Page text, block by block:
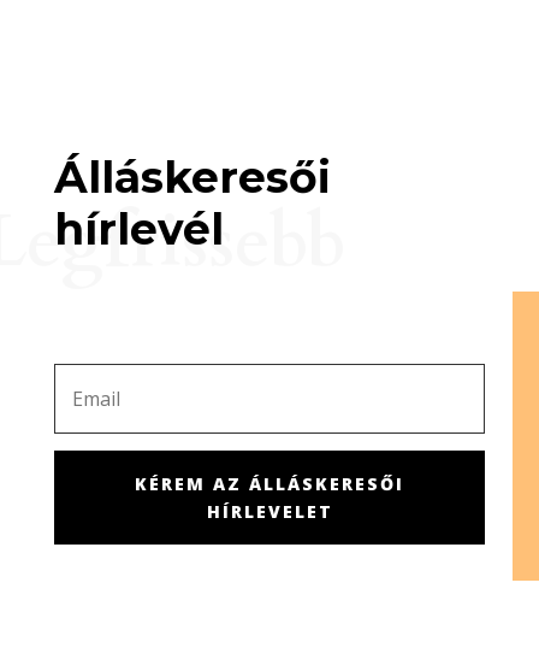
Álláskeresői
hírlevél
KÉREM AZ ÁLLÁSKERESŐI
HÍRLEVELET